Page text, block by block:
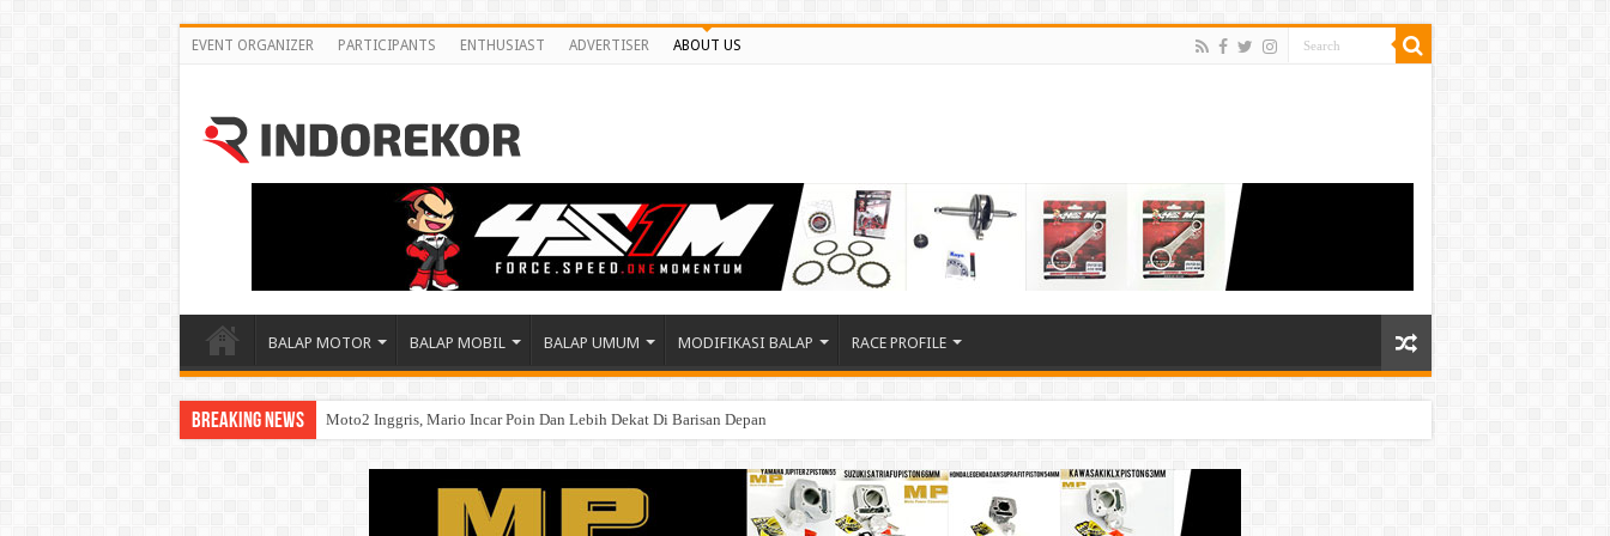
EVENT ORGANIZER PARTICIPANTS ENTHUSIAST ADVERTISER ABOUT US
BALAP MOTOR BALAP MOBIL BALAP UMUM MODIFIKASI BALAP RACE PROFILE
Breaking News Moto2 Inggris, Mario Incar Poin Dan Lebih Dekat Di Barisan Depan